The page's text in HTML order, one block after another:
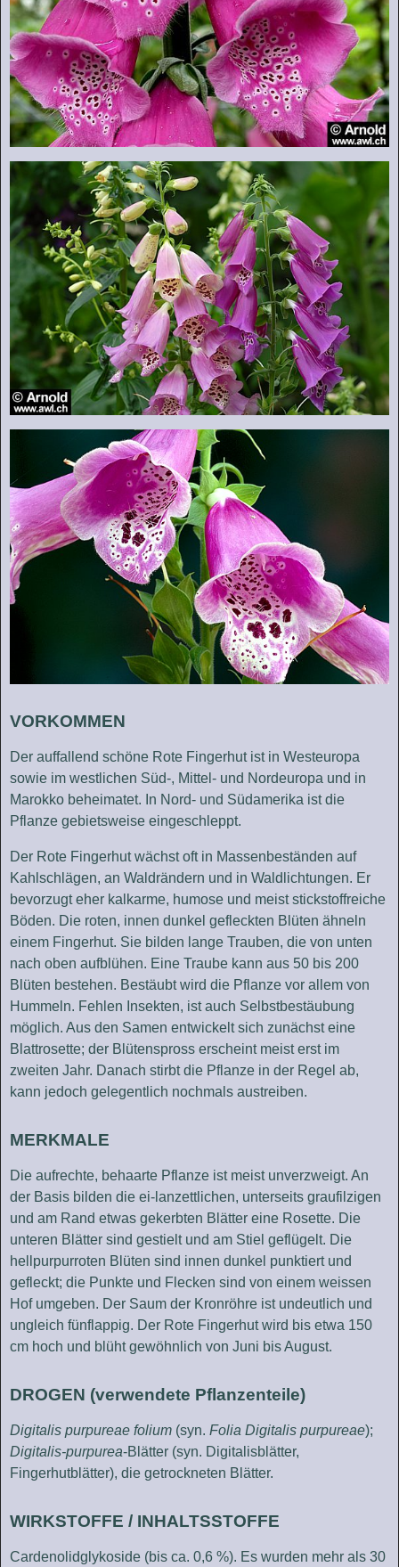
VORKOMMEN
Der auffallend schöne Rote Fingerhut ist in Westeuropa
sowie im westlichen Süd-, Mittel- und Nordeuropa und in
Marokko beheimatet. In Nord- und Südamerika ist die
Pflanze gebietsweise eingeschleppt.
Der Rote Fingerhut wächst oft in Massenbeständen auf
Kahlschlägen, an Waldrändern und in Waldlichtungen. Er
bevorzugt eher kalkarme, humose und meist stickstoffreiche
Böden. Die roten, innen dunkel gefleckten Blüten ähneln
einem Fingerhut. Sie bilden lange Trauben, die von unten
nach oben aufblühen. Eine Traube kann aus 50 bis 200
Blüten bestehen. Bestäubt wird die Pflanze vor allem von
Hummeln. Fehlen Insekten, ist auch Selbstbestäubung
möglich. Aus den Samen entwickelt sich zunächst eine
Blattrosette; der Blütenspross erscheint meist erst im
zweiten Jahr. Danach stirbt die Pflanze in der Regel ab,
kann jedoch gelegentlich nochmals austreiben.
MERKMALE
Die aufrechte, behaarte Pflanze ist meist unverzweigt. An
der Basis bilden die ei-lanzettlichen, unterseits graufilzigen
und am Rand etwas gekerbten Blätter eine Rosette. Die
unteren Blätter sind gestielt und am Stiel geflügelt. Die
hellpurpurroten Blüten sind innen dunkel punktiert und
gefleckt; die Punkte und Flecken sind von einem weissen
Hof umgeben. Der Saum der Kronröhre ist undeutlich und
ungleich fünflappig. Der Rote Fingerhut wird bis etwa 150
cm hoch und blüht gewöhnlich von Juni bis August.
DROGEN (verwendete Pflanzenteile)
Digitalis purpureae folium (syn. Folia Digitalis purpureae);
Digitalis-purpurea-Blätter (syn. Digitalisblätter,
Fingerhutblätter), die getrockneten Blätter.
WIRKSTOFFE / INHALTSSTOFFE
Cardenolidglykoside (bis ca. 0,6 %). Es wurden mehr als 30